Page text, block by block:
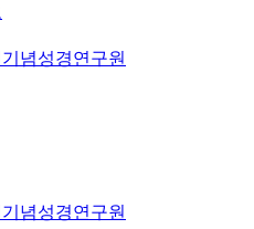
념성경연구원
념성경연구원